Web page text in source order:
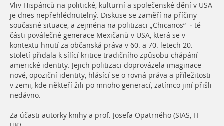
Vliv Hispánců na politické, kulturní a společenské dění v USA
je dnes nepřehlédnutelný. Diskuse se zaměří na příčiny
současné situace, a zejména na politizaci „Chicanos“ - té
části poválečné generace Mexičanů v USA, která se v
kontextu hnutí za občanská práva v 60. a 70. letech 20.
století přidala k sílící kritice tradičního způsobu chápání
americké identity. Jejich politizaci doprovázela imaginace
nové, opoziční identity, hlásící se o rovná práva a příležitosti
v zemi, kde někteří žili po mnoho generací, zatímco jiní přišli
nedávno.
Za účasti autorky knihy a prof. Josefa Opatrného (SIAS, FF